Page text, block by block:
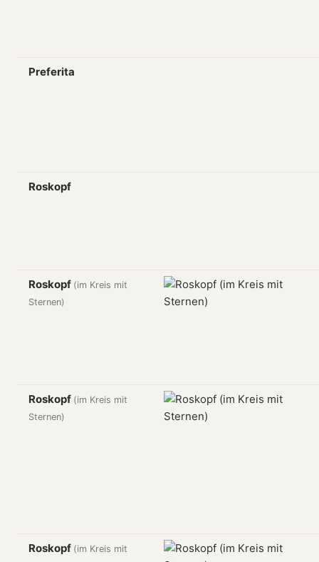
Preferita
Roskopf
Roskopf (im Kreis mit
Sternen)
Roskopf (im Kreis mit
Sternen)
Roskopf (im Kreis mit